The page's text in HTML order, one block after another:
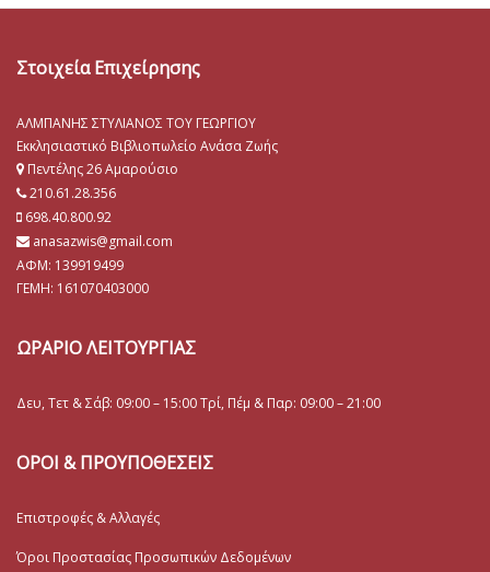
Στοιχεία Επιχείρησης
ΑΛΜΠΑΝΗΣ ΣΤΥΛΙΑΝΟΣ ΤΟΥ ΓΕΩΡΓΙΟΥ
Εκκλησιαστικό Βιβλιοπωλείο Ανάσα Ζωής
Πεντέλης 26 Αμαρούσιο
210.61.28.356
698.40.800.92
anasazwis@gmail.com
ΑΦΜ: 139919499
ΓΕΜΗ: 161070403000
ΩΡΑΡΙΟ ΛΕΙΤΟΥΡΓΙΑΣ
Δευ, Τετ & Σάβ: 09:00 – 15:00 Τρί, Πέμ & Παρ: 09:00 – 21:00
ΟΡΟΙ & ΠΡΟΥΠΟΘΕΣΕΙΣ
Επιστροφές & Αλλαγές
Όροι Προστασίας Προσωπικών Δεδομένων